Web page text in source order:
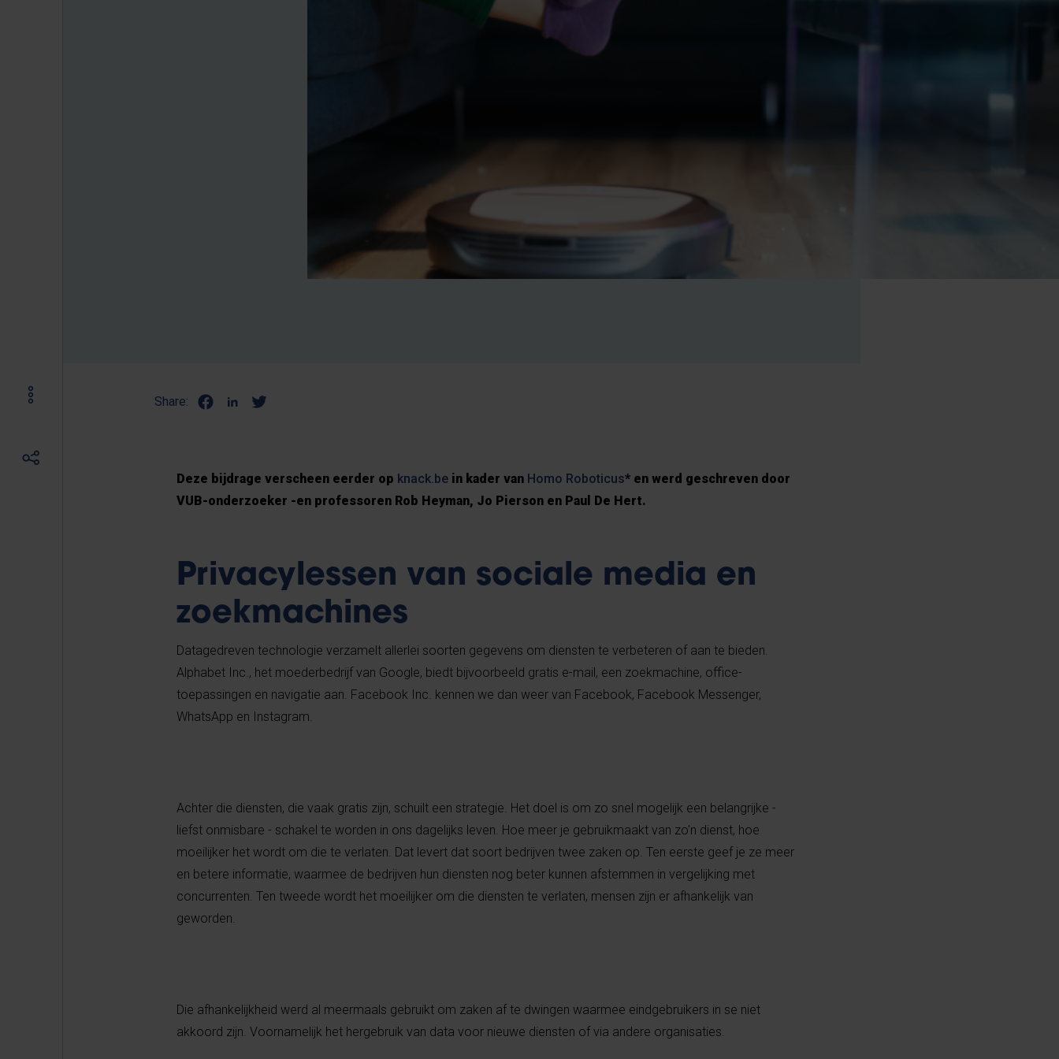
Share:
Deze bijdrage verscheen eerder op knack.be in kader van Homo Roboticus* en werd geschreven door
VUB-onderzoeker -en professoren Rob Heyman, Jo Pierson en Paul De Hert.
Privacylessen van sociale media en
zoekmachines
Datagedreven technologie verzamelt allerlei soorten gegevens om diensten te verbeteren of aan te bieden.
Alphabet Inc., het moederbedrijf van Google, biedt bijvoorbeeld gratis e-mail, een zoekmachine, office-
toepassingen en navigatie aan. Facebook Inc. kennen we dan weer van Facebook, Facebook Messenger,
WhatsApp en Instagram.
Achter die diensten, die vaak gratis zijn, schuilt een strategie. Het doel is om zo snel mogelijk een belangrijke -
liefst onmisbare - schakel te worden in ons dagelijks leven. Hoe meer je gebruikmaakt van zo'n dienst, hoe
moeilijker het wordt om die te verlaten. Dat levert dat soort bedrijven twee zaken op. Ten eerste geef je ze meer
en betere informatie, waarmee de bedrijven hun diensten nog beter kunnen afstemmen in vergelijking met
concurrenten. Ten tweede wordt het moeilijker om die diensten te verlaten, mensen zijn er afhankelijk van
geworden.
Die afhankelijkheid werd al meermaals gebruikt om zaken af te dwingen waarmee eindgebruikers in se niet
akkoord zijn. Voornamelijk het hergebruik van data voor nieuwe diensten of via andere organisaties.